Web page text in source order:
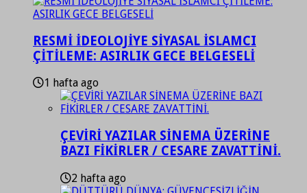
RESMİ İDEOLOJİYE SİYASAL İSLAMCI
ÇİTİLEME: ASIRLIK GECE BELGESELİ
1 hafta ago
ÇEVİRİ YAZILAR SİNEMA ÜZERİNE
BAZI FİKİRLER / CESARE ZAVATTİNİ.
2 hafta ago